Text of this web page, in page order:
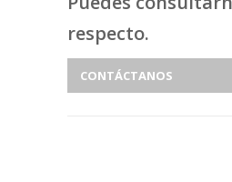
respecto.
CONTÁCTANOS